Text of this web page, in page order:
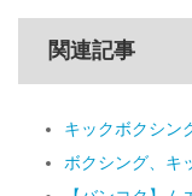
関連記事
キックボクシン
ボクシング、キ